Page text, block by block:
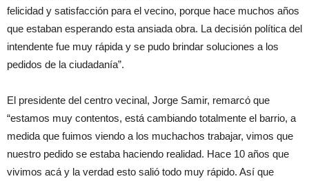
felicidad y satisfacción para el vecino, porque hace muchos años
que estaban esperando esta ansiada obra. La decisión política del
intendente fue muy rápida y se pudo brindar soluciones a los
pedidos de la ciudadanía”.
El presidente del centro vecinal, Jorge Samir, remarcó que
“estamos muy contentos, está cambiando totalmente el barrio, a
medida que fuimos viendo a los muchachos trabajar, vimos que
nuestro pedido se estaba haciendo realidad. Hace 10 años que
vivimos acá y la verdad esto salió todo muy rápido. Así que